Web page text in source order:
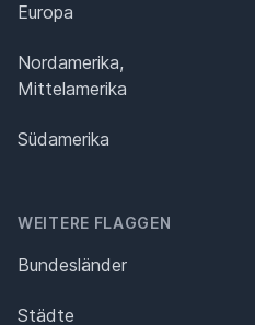
Europa
Nordamerika,
Mittelamerika
Südamerika
WEITERE FLAGGEN
Bundesländer
Städte